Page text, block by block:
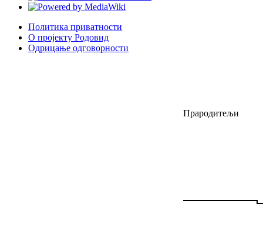
Прародитељи
Политика приватности
О пројекту Родовид
Одрицање одговорности